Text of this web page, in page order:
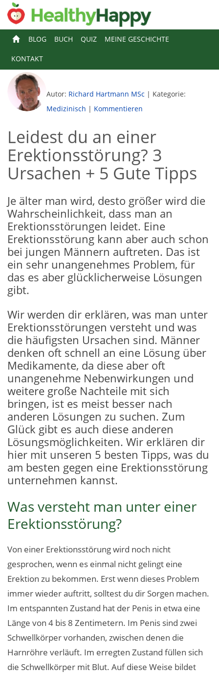
BLOG BUCH QUIZ MEINE GESCHICHTE
KONTAKT
Autor: Richard Hartmann MSc | Kategorie:
Medizinisch | Kommentieren
Leidest du an einer
Erektionsstörung? 3
Ursachen + 5 Gute Tipps
Je älter man wird, desto größer wird die
Wahrscheinlichkeit, dass man an
Erektionsstörungen leidet. Eine
Erektionsstörung kann aber auch schon
bei jungen Männern auftreten. Das ist
ein sehr unangenehmes Problem, für
das es aber glücklicherweise Lösungen
gibt.
Wir werden dir erklären, was man unter
Erektionsstörungen versteht und was
die häufigsten Ursachen sind. Männer
denken oft schnell an eine Lösung über
Medikamente, da diese aber oft
unangenehme Nebenwirkungen und
weitere große Nachteile mit sich
bringen, ist es meist besser nach
anderen Lösungen zu suchen. Zum
Glück gibt es auch diese anderen
Lösungsmöglichkeiten. Wir erklären dir
hier mit unseren 5 besten Tipps, was du
am besten gegen eine Erektionsstörung
unternehmen kannst.
Was versteht man unter einer
Erektionsstörung?
Von einer Erektionsstörung wird noch nicht
gesprochen, wenn es einmal nicht gelingt eine
Erektion zu bekommen. Erst wenn dieses Problem
immer wieder auftritt, solltest du dir Sorgen machen.
Im entspannten Zustand hat der Penis in etwa eine
Länge von 4 bis 8 Zentimetern. Im Penis sind zwei
Schwellkörper vorhanden, zwischen denen die
Harnröhre verläuft. Im erregten Zustand füllen sich
die Schwellkörper mit Blut. Auf diese Weise bildet